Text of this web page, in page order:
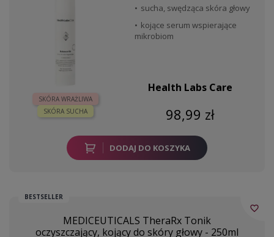
SKÓRA WRAŻLIWA
SKÓRA SUCHA
sucha, swędząca skóra głowy
kojące serum wspierające
mikrobiom
Health Labs Care
98,99 zł
DODAJ DO KOSZYKA
BESTSELLER
MEDICEUTICALS TheraRx Tonik
oczyszczający, kojący do skóry głowy - 250ml
favorite_border